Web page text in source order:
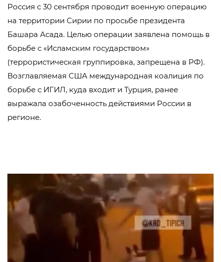
Россия с 30 сентября проводит военную операцию
на территории Сирии по просьбе президента
Башара Асада. Целью операции заявлена помощь в
борьбе с «Исламским государством»
(террористическая группировка, запрещена в РФ).
Возглавляемая США международная коалиция по
борьбе с ИГИЛ, куда входит и Турция, ранее
выражала озабоченность действиями России в
регионе.